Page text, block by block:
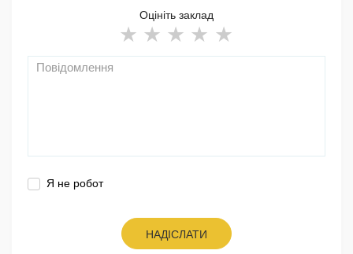
Оцініть заклад
Я не робот
НАДІСЛАТИ